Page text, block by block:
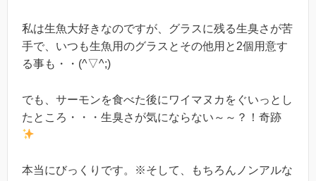
私は生魚大好きなのですが、グラスに残る生臭さが苦
手で、いつも生魚用のグラスとその他用と2個用意す
る事も・・(^▽^;)
でも、サーモンを食べた後にワイマヌカをぐいっとし
たところ・・・生臭さが気にならない～～？！奇跡
本当にびっくりです。※そして、もちろんノンアルな